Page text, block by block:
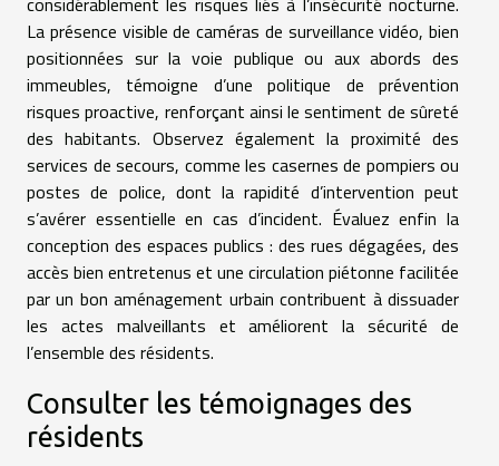
La présence visible de caméras de surveillance vidéo, bien
positionnées sur la voie publique ou aux abords des
immeubles, témoigne d’une politique de prévention
risques proactive, renforçant ainsi le sentiment de sûreté
des habitants. Observez également la proximité des
services de secours, comme les casernes de pompiers ou
postes de police, dont la rapidité d’intervention peut
s’avérer essentielle en cas d’incident. Évaluez enfin la
conception des espaces publics : des rues dégagées, des
accès bien entretenus et une circulation piétonne facilitée
par un bon aménagement urbain contribuent à dissuader
les actes malveillants et améliorent la sécurité de
l’ensemble des résidents.
Consulter les témoignages des
résidents